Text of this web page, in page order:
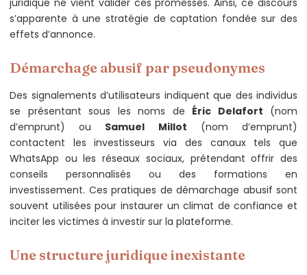
juridique ne vient valider ces promesses. Ainsi, ce discours
s’apparente à une stratégie de captation fondée sur des
effets d’annonce.
Démarchage abusif par pseudonymes
Des signalements d’utilisateurs indiquent que des individus
se présentant sous les noms de Éric Delafort (nom
d’emprunt) ou Samuel Millot (nom d’emprunt)
contactent les investisseurs via des canaux tels que
WhatsApp ou les réseaux sociaux, prétendant offrir des
conseils personnalisés ou des formations en
investissement. Ces pratiques de démarchage abusif sont
souvent utilisées pour instaurer un climat de confiance et
inciter les victimes à investir sur la plateforme.
Une structure juridique inexistante